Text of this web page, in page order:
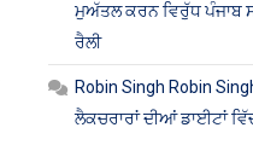
ਮੁਅੱਤਲ ਕਰਨ ਵਿਰੁੱਧ ਪੰਜਾਬ
ਰੈਲੀ
Robin Singh Robin
ਲੈਕਚਰਾਰਾਂ ਦੀਆਂ ਡਾਈਟਾਂ